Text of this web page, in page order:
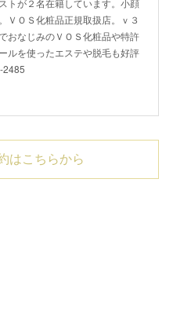
トが２名在籍しています。小顔
ＶＯＳ化粧品正規取扱店。ｖ３
おなじみのＶＯＳ化粧品や特許
ルを使ったエステや脱毛も好評
2485
はこちらから